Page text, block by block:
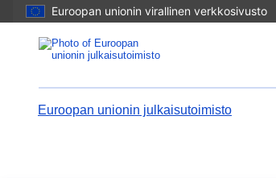
Euroopan unionin virallinen verkkosivusto
Euroopan unionin julkaisutoimisto